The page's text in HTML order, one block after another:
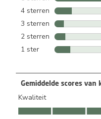
4 sterren sterren
3 sterren sterren
2 sterren sterren
1 ster sterren
Gemiddelde scores van
Kwaliteit
Kwaliteit, 4.1 van 5